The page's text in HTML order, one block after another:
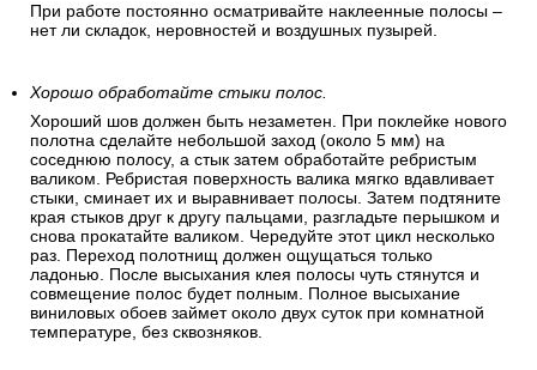
При работе постоянно осматривайте наклеенные полосы –
нет ли складок, неровностей и воздушных пузырей.
Хорошо обработайте стыки полос.
Хороший шов должен быть незаметен. При поклейке нового
полотна сделайте небольшой заход (около 5 мм) на
соседнюю полосу, а стык затем обработайте ребристым
валиком. Ребристая поверхность валика мягко вдавливает
стыки, сминает их и выравнивает полосы. Затем подтяните
края стыков друг к другу пальцами, разгладьте перышком и
снова прокатайте валиком. Чередуйте этот цикл несколько
раз. Переход полотнищ должен ощущаться только
ладонью. После высыхания клея полосы чуть стянутся и
совмещение полос будет полным. Полное высыхание
виниловых обоев займет около двух суток при комнатной
температуре, без сквозняков.